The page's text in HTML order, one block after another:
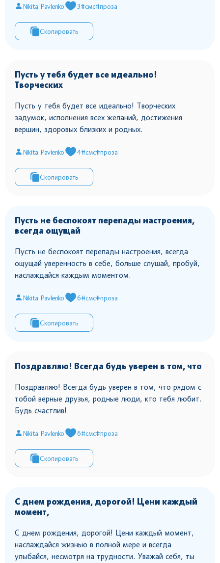
Nikita Pavlenko 3#смс#проза
Скопировать
Пусть у тебя будет все идеально!
Творческих
Пусть у тебя будет все идеально! Творческих
задумок, исполнения всех желаний, достижения
вершин, здоровых близких и родных.
Nikita Pavlenko 4#смс#проза
Скопировать
Пусть не беспокоят перепады настроения,
всегда ощущай
Пусть не беспокоят перепады настроения, всегда
ощущай уверенность в себе, больше слушай, пробуй,
наслаждайся каждым моментом.
Nikita Pavlenko 6#смс#проза
Скопировать
Поздравляю! Всегда будь уверен в том, что
Поздравляю! Всегда будь уверен в том, что рядом с
тобой верные друзья, родные люди, кто тебя любит.
Будь счастлив!
Nikita Pavlenko 6#смс#проза
Скопировать
С днем рождения, дорогой! Цени каждый
момент,
С днем рождения, дорогой! Цени каждый момент,
наслаждайся жизнью в полной мере и всегда
улыбайся, несмотря на трудности. Уважай себя, ты